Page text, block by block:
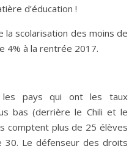
d’éducation !
la scolarisation des moins de
4% à la rentrée 2017.
les pays qui ont les taux
bas (derrière le Chili et le
comptent plus de 25 élèves
30. Le défenseur des droits